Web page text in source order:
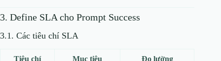
3. Define SLA cho Prompt Success
3.1. Các tiêu chí SLA
Tiêu chí Mục tiêu Đo lường